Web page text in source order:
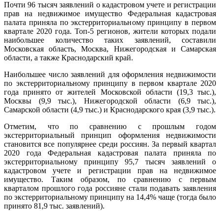
Почти 96 тысяч заявлений о кадастровом учете и регистрации
прав на недвижимое имущество Федеральная кадастровая
палата приняла по экстерриториальному принципу в первом
квартале 2020 года. Топ-5 регионов, жители которых подали
наибольшее количество таких заявлений, составили
Московская область, Москва, Нижегородская и Самарская
области, а также Краснодарский край.
Наибольшее число заявлений для оформления недвижимости
по экстерриториальному принципу в первом квартале 2020
года принято от жителей Московской области (19,3 тыс.),
Москвы (9,9 тыс.), Нижегородской области (6,9 тыс.),
Самарской области (4,9 тыс.) и Краснодарского края (3,9 тыс.).
Отметим, что по сравнению с прошлым годом
экстерриториальный принцип оформления недвижимости
становится все популярнее среди россиян. За первый квартал
2020 года Федеральная кадастровая палата приняла по
экстерриториальному принципу 95,7 тысяч заявлений о
кадастровом учете и регистрации прав на недвижимое
имущество. Таким образом, по сравнению с первым
кварталом прошлого года россияне стали подавать заявления
по экстерриториальному принципу на 14,4% чаще (тогда было
принято 81,9 тыс. заявлений).